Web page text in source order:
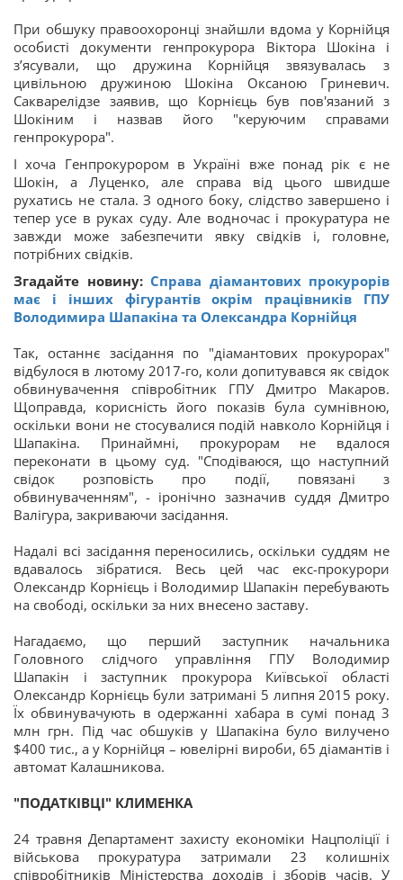
При обшуку правоохоронці знайшли вдома у Корнійця
особисті документи генпрокурора Віктора Шокіна і
з’ясували, що дружина Корнійця звязувалась з
цивільною дружиною Шокіна Оксаною Гриневич.
Сакварелідзе заявив, що Корнієць був пов'язаний з
Шокіним і назвав його "керуючим справами
генпрокурора".
І хоча Генпрокурором в Україні вже понад рік є не
Шокін, а Луценко, але справа від цього швидше
рухатись не стала. З одного боку, слідство завершено і
тепер усе в руках суду. Але водночас і прокуратура не
завжди може забезпечити явку свідків і, головне,
потрібних свідків.
Згадайте новину: Справа діамантових прокурорів
має і інших фігурантів окрім працівників ГПУ
Володимира Шапакіна та Олександра Корнійця
Так, останнє засідання по "діамантових прокурорах"
відбулося в лютому 2017-го, коли допитувався як свідок
обвинувачення співробітник ГПУ Дмитро Макаров.
Щоправда, корисність його показів була сумнівною,
оскільки вони не стосувалися подій навколо Корнійця і
Шапакіна. Принаймні, прокурорам не вдалося
переконати в цьому суд. "Сподіваюся, що наступний
свідок розповість про події, повязані з
обвинуваченням", - іронічно зазначив суддя Дмитро
Валігура, закриваючи засідання.
Надалі всі засідання переносились, оскільки суддям не
вдавалось зібратися. Весь цей час екс-прокурори
Олександр Корнієць і Володимир Шапакін перебувають
на свободі, оскільки за них внесено заставу.
Нагадаємо, що перший заступник начальника
Головного слідчого управління ГПУ Володимир
Шапакін і заступник прокурора Київської області
Олександр Корнієць були затримані 5 липня 2015 року.
Їх обвинувачують в одержанні хабара в сумі понад 3
млн грн. Під час обшуків у Шапакіна було вилучено
$400 тис., а у Корнійця – ювелірні вироби, 65 діамантів і
автомат Калашникова.
"ПОДАТКІВЦІ" КЛИМЕНКА
24 травня Департамент захисту економіки Нацполіції і
військова прокуратура затримали 23 колишніх
співробітників Міністерства доходів і зборів часів. У